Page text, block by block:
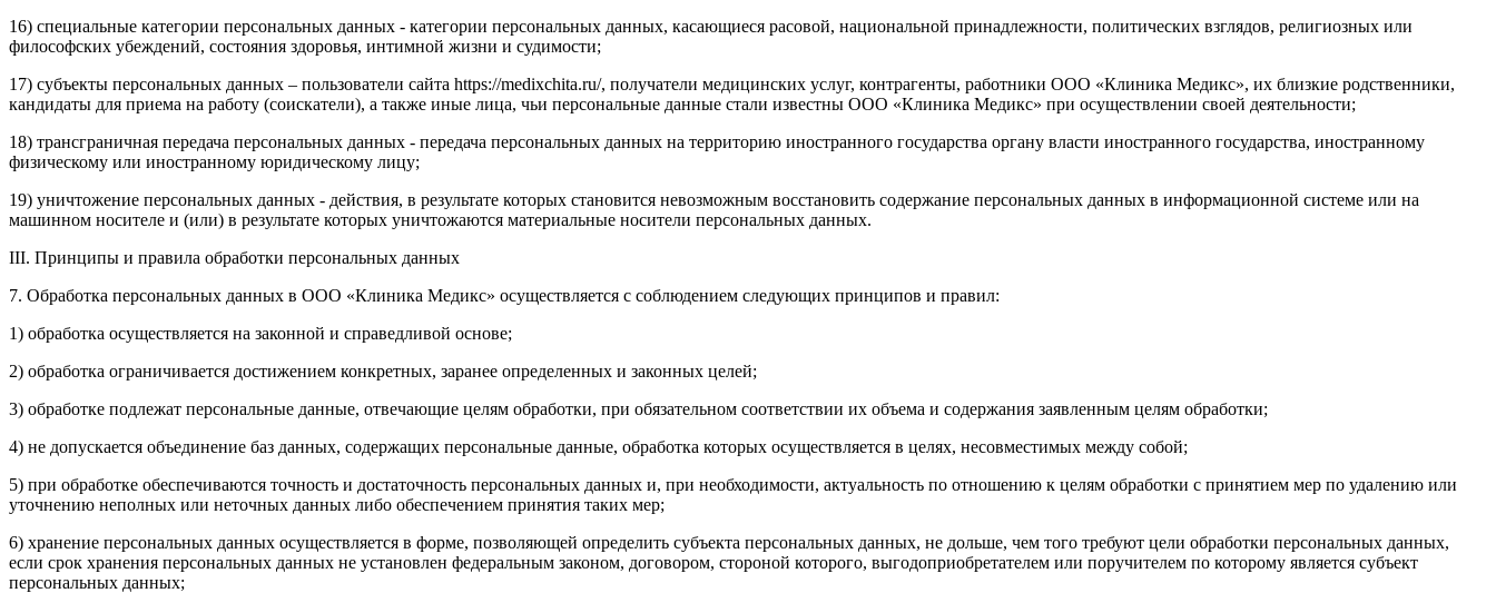
16) специальные категории персональных данных - категории персональных данных, касающиеся расовой, национальной принадлежности, политических взглядов, религиозных или
философских убеждений, состояния здоровья, интимной жизни и судимости;
17) субъекты персональных данных – пользователи сайта https://medixchita.ru/, получатели медицинских услуг, контрагенты, работники ООО «Клиника Медикс», их близкие родственники,
кандидаты для приема на работу (соискатели), а также иные лица, чьи персональные данные стали известны ООО «Клиника Медикс» при осуществлении своей деятельности;
18) трансграничная передача персональных данных - передача персональных данных на территорию иностранного государства органу власти иностранного государства, иностранному
физическому или иностранному юридическому лицу;
19) уничтожение персональных данных - действия, в результате которых становится невозможным восстановить содержание персональных данных в информационной системе или на
машинном носителе и (или) в результате которых уничтожаются материальные носители персональных данных.
III. Принципы и правила обработки персональных данных
7. Обработка персональных данных в ООО «Клиника Медикс» осуществляется с соблюдением следующих принципов и правил:
1) обработка осуществляется на законной и справедливой основе;
2) обработка ограничивается достижением конкретных, заранее определенных и законных целей;
3) обработке подлежат персональные данные, отвечающие целям обработки, при обязательном соответствии их объема и содержания заявленным целям обработки;
4) не допускается объединение баз данных, содержащих персональные данные, обработка которых осуществляется в целях, несовместимых между собой;
5) при обработке обеспечиваются точность и достаточность персональных данных и, при необходимости, актуальность по отношению к целям обработки с принятием мер по удалению или
уточнению неполных или неточных данных либо обеспечением принятия таких мер;
6) хранение персональных данных осуществляется в форме, позволяющей определить субъекта персональных данных, не дольше, чем того требуют цели обработки персональных данных,
если срок хранения персональных данных не установлен федеральным законом, договором, стороной которого, выгодоприобретателем или поручителем по которому является субъект
персональных данных;